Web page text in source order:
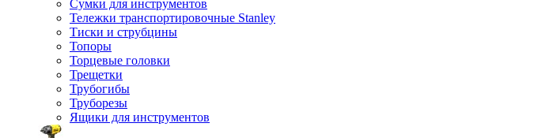
Сумки для инструментов
Тележки транспортировочные Stanley
Тиски и струбцины
Топоры
Торцевые головки
Трещетки
Трубогибы
Труборезы
Ящики для инструментов